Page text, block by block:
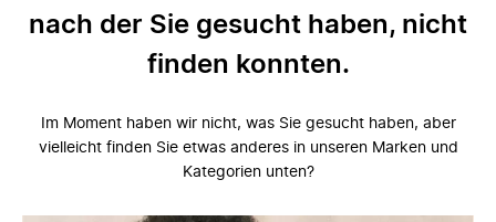
nach der Sie gesucht haben, nicht
finden konnten.
Im Moment haben wir nicht, was Sie gesucht haben, aber
vielleicht finden Sie etwas anderes in unseren Marken und
Kategorien unten?